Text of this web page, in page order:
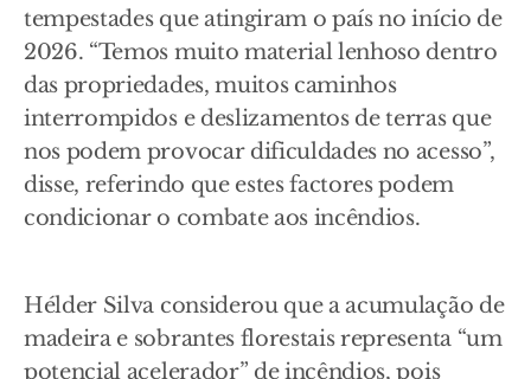
tempestades que atingiram o país no início de
2026. “Temos muito material lenhoso dentro
das propriedades, muitos caminhos
interrompidos e deslizamentos de terras que
nos podem provocar dificuldades no acesso”,
disse, referindo que estes factores podem
condicionar o combate aos incêndios.
Hélder Silva considerou que a acumulação de
madeira e sobrantes florestais representa “um
potencial acelerador” de incêndios, pois